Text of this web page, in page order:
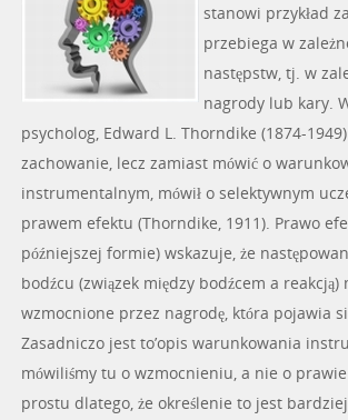
stanowi przykład
przebiega w
następstw, tj. w
nagrody lub kary.
psycholog, Edward L. Thorndike (1874-
zachowanie, lecz zamiast mówić o
instrumentalnym, mówił o selektywnym
prawem efektu (Thorndike, 1911). Prawo
późniejszej formie) wskazuje, że
bodźcu (związek między bodźcem a reakcją)
wzmocnione przez nagrodę, która pojawia
Zasadniczo jest to’opis warunkowania
mówiliśmy tu o wzmocnieniu, a nie o
prostu dlatego, że określenie to jest bardziej